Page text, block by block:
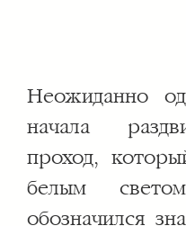
Неожиданно
начала
проход,
белым
обозначился